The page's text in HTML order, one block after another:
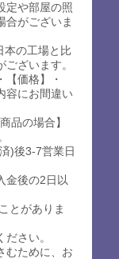
定や部屋の照
合がございま
本の工場と比
ざいます。
【価格】・
容にお間違い
品の場合】
)後3-7営業日
金後の2日以
とがありま
さい。
むために、お